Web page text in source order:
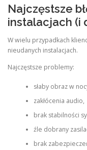
Najczęstsze
instalacjach (i
W wielu przypadkach
nieudanych instalacjach.
Najczęstsze problemy:
słaby obraz w
zakłócenia audio,
brak stabilności
źle dobrany
brak